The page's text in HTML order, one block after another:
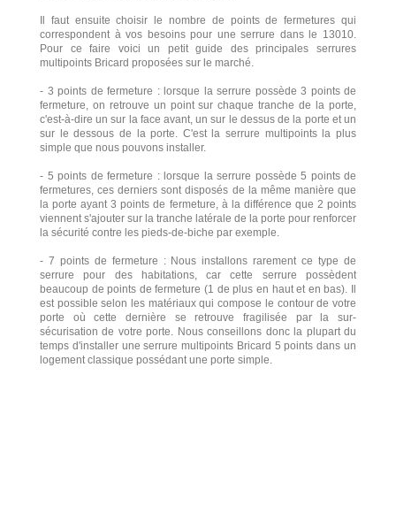
Il faut ensuite choisir le nombre de points de fermetures qui
correspondent à vos besoins pour une serrure dans le 13010.
Pour ce faire voici un petit guide des principales serrures
multipoints Bricard proposées sur le marché.
- 3 points de fermeture : lorsque la serrure possède 3 points de
fermeture, on retrouve un point sur chaque tranche de la porte,
c'est-à-dire un sur la face avant, un sur le dessus de la porte et un
sur le dessous de la porte. C'est la serrure multipoints la plus
simple que nous pouvons installer.
- 5 points de fermeture : lorsque la serrure possède 5 points de
fermetures, ces derniers sont disposés de la même manière que
la porte ayant 3 points de fermeture, à la différence que 2 points
viennent s'ajouter sur la tranche latérale de la porte pour renforcer
la sécurité contre les pieds-de-biche par exemple.
- 7 points de fermeture : Nous installons rarement ce type de
serrure pour des habitations, car cette serrure possèdent
beaucoup de points de fermeture (1 de plus en haut et en bas). Il
est possible selon les matériaux qui compose le contour de votre
porte où cette dernière se retrouve fragilisée par la sur-
sécurisation de votre porte. Nous conseillons donc la plupart du
temps d'installer une serrure multipoints Bricard 5 points dans un
logement classique possédant une porte simple.